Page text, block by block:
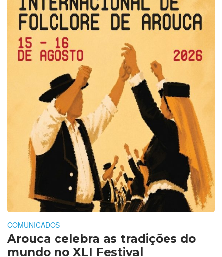
COMUNICADOS
Arouca celebra as tradições do
mundo no XLI Festival